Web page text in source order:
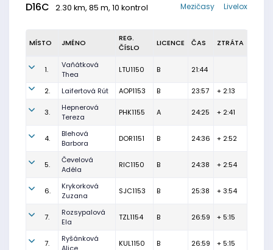
D16C 2.30 km, 85 m, 10 kontrol Livelox
Mezičasy
MÍSTO JMÉNO
REG.
ČÍSLO
LICENCE ČAS ZTRÁTA
1.
Vaňátková
Thea
LTU1150 B 21:44
2. Laifertová Rút AOP1153 B 23:57 + 2:13
3.
Hepnerová
Tereza
PHK1155 A 24:25 + 2:41
4.
Blehová
Barbora
DOR1151 B 24:36 + 2:52
5.
Čevelová
Adéla
RIC1150 B 24:38 + 2:54
6.
Krykorková
Zuzana
SJC1153 B 25:38 + 3:54
7.
Rozsypalová
Ela
TZL1154 B 26:59 + 5:15
7.
Ryšánková
KUL1150 B 26:59 + 5:15